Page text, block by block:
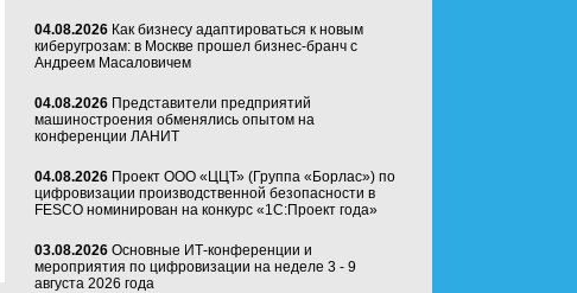
04.08.2026 Как бизнесу адаптироваться к новым
киберугрозам: в Москве прошел бизнес-бранч с
Андреем Масаловичем
04.08.2026 Представители предприятий
машиностроения обменялись опытом на
конференции ЛАНИТ
04.08.2026 Проект ООО «ЦЦТ» (Группа «Борлас») по
цифровизации производственной безопасности в
FESCO номинирован на конкурс «1С:Проект года»
03.08.2026 Основные ИТ-конференции и
мероприятия по цифровизации на неделе 3 - 9
августа 2026 года